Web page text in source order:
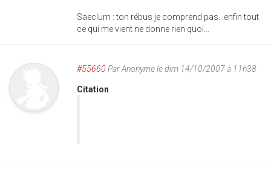
Saeclum : ton rébus je comprend pas...enfin tout
ce qui me vient ne donne rien quoi...
#55660 ParAnonymele dim 14/10/2007 à 11h38
Citation